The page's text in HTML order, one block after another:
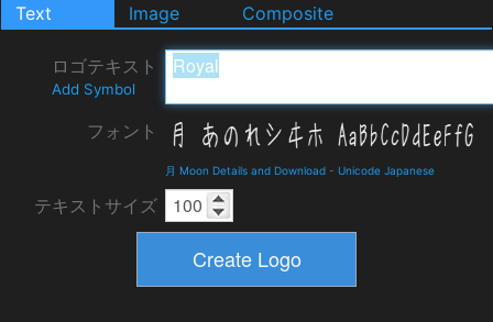
Text Image Composite
ロゴテキスト
Add Symbol
フォント
月 Moon Details and Download - Unicode Japanese
テキストサイズ